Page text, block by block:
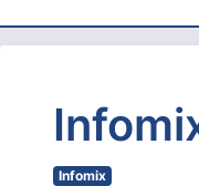
Infomix